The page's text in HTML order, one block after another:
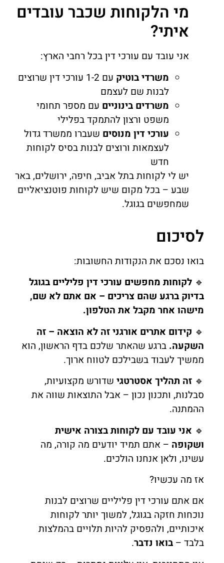
מי הלקוחות שכבר עובדים
איתי?
אני עובד עם עורכי דין בכל רחבי הארץ:
משרדי בוטיק
עם 1-2 עורכי דין שרוצים
לבנות שם לעצמם
משרדים בינוניים עם מספר תחומי
משפט ורצון להתמקד בפלילי
עורכי דין מנוסים שעברו ממשרד גדול
לעצמאות ורוצים לבנות בסיס לקוחות
חדש
יש לי לקוחות בתל אביב, חיפה, ירושלים, באר
שבע – בכל מקום שיש לקוחות פוטנציאליים
שמחפשים בגוגל.
לסיכום
בואו נסכם את הנקודות החשובות:
🔹 לקוחות מחפשים עורכי דין פליליים בגוגל
בדיוק ברגע שהם צריכים – אם אתם לא שם,
מישהו אחר מקבל את הטלפון.
🔹 קידום אתרים אורגני זה לא הוצאה – זה
השקעה. ברגע שהאתר שלכם בדף הראשון, הוא
ממשיך לעבוד בשבילכם לטווח ארוך.
🔹 זה תהליך אסטרטגי שדורש מקצועיות,
סבלנות, ותכנון נכון – אבל התוצאות שווה את
ההמתנה.
🔹 אני עובד עם לקוחות בצורה אישית
ושקופה – אתם תמיד יודעים מה קורה, מה
עשינו, ולאן אנחנו הולכים.
אז מה עכשיו?
אם אתם עורכי דין פליליים שרוצים לבנות
נוכחות חזקה בגוגל, למשוך יותר לקוחות
איכותיים, ולהפסיק להיות תלויים בהמלצות
בלבד – בואו נדבר.